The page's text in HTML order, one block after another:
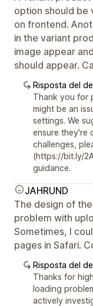
option should be
on frontend.
in the variant
image appear
should appear.
Risposta del
Thank you for
might be an
settings. We
ensure they're
challenges,
(https://bit.ly/
guidance.
JAHRUND
The design of
problem with
Sometimes, I
pages in Safari.
Risposta del
Thanks for
loading
actively